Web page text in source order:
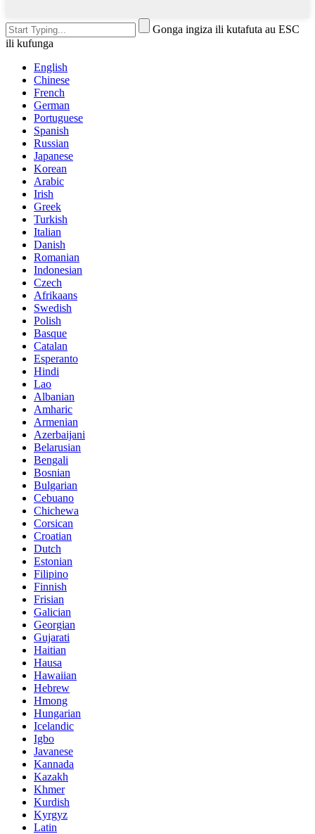
Gonga ingiza ili kutafuta au ESC
ili kufunga
English
Chinese
French
German
Portuguese
Spanish
Russian
Japanese
Korean
Arabic
Irish
Greek
Turkish
Italian
Danish
Romanian
Indonesian
Czech
Afrikaans
Swedish
Polish
Basque
Catalan
Esperanto
Hindi
Lao
Albanian
Amharic
Armenian
Azerbaijani
Belarusian
Bengali
Bosnian
Bulgarian
Cebuano
Chichewa
Corsican
Croatian
Dutch
Estonian
Filipino
Finnish
Frisian
Galician
Georgian
Gujarati
Haitian
Hausa
Hawaiian
Hebrew
Hmong
Hungarian
Icelandic
Igbo
Javanese
Kannada
Kazakh
Khmer
Kurdish
Kyrgyz
Latin